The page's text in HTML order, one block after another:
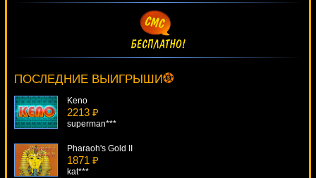
ПОСЛЕДНИЕ ВЫИГРЫШИ
tank***
Keno
2213 ₽
superman***
Pharaoh's Gold II
1871 ₽
kat***